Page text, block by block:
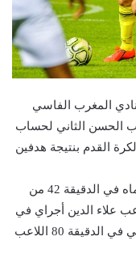
المغرب الفاسي
الحسن الثاني لحساب
القدم بنتيجة هدفين
و سجل للمغرب الفاسي أيوب لكرد ضد مرماه في الدقيقة 42 من
علاء الدين أجراي في
الدقيقة 70، فيما قلص النتيجة للجيش الملكي في الدقيقة 80 اللاعب